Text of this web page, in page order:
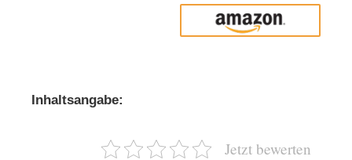
Amazon
Inhaltsangabe:
Jetzt bewerten